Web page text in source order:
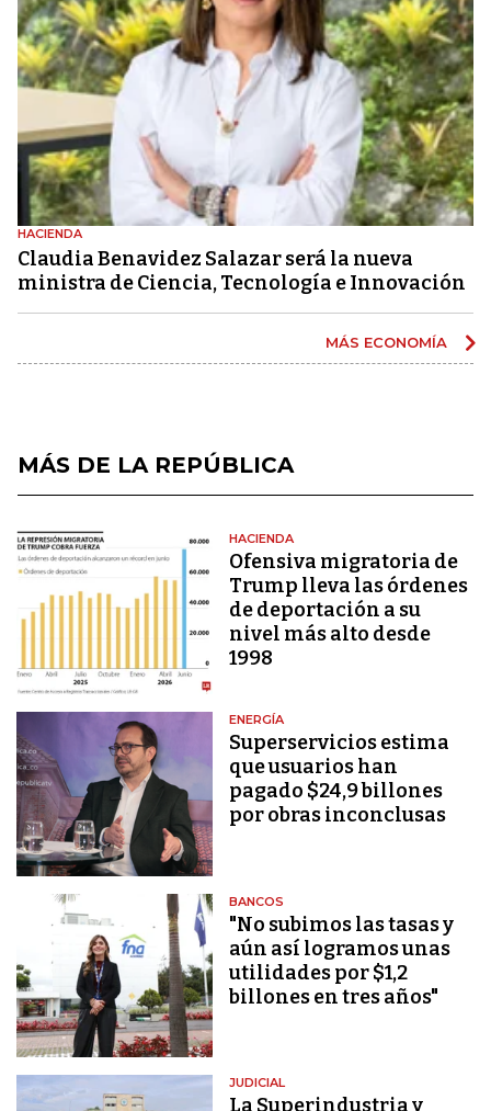
HACIENDA
Claudia Benavidez Salazar será la nueva
ministra de Ciencia, Tecnología e Innovación
MÁS ECONOMÍA
MÁS DE LA REPÚBLICA
HACIENDA
Ofensiva migratoria de
Trump lleva las órdenes
de deportación a su
nivel más alto desde
1998
ENERGÍA
Superservicios estima
que usuarios han
pagado $24,9 billones
por obras inconclusas
BANCOS
"No subimos las tasas y
aún así logramos unas
utilidades por $1,2
billones en tres años"
JUDICIAL
La Superindustria y